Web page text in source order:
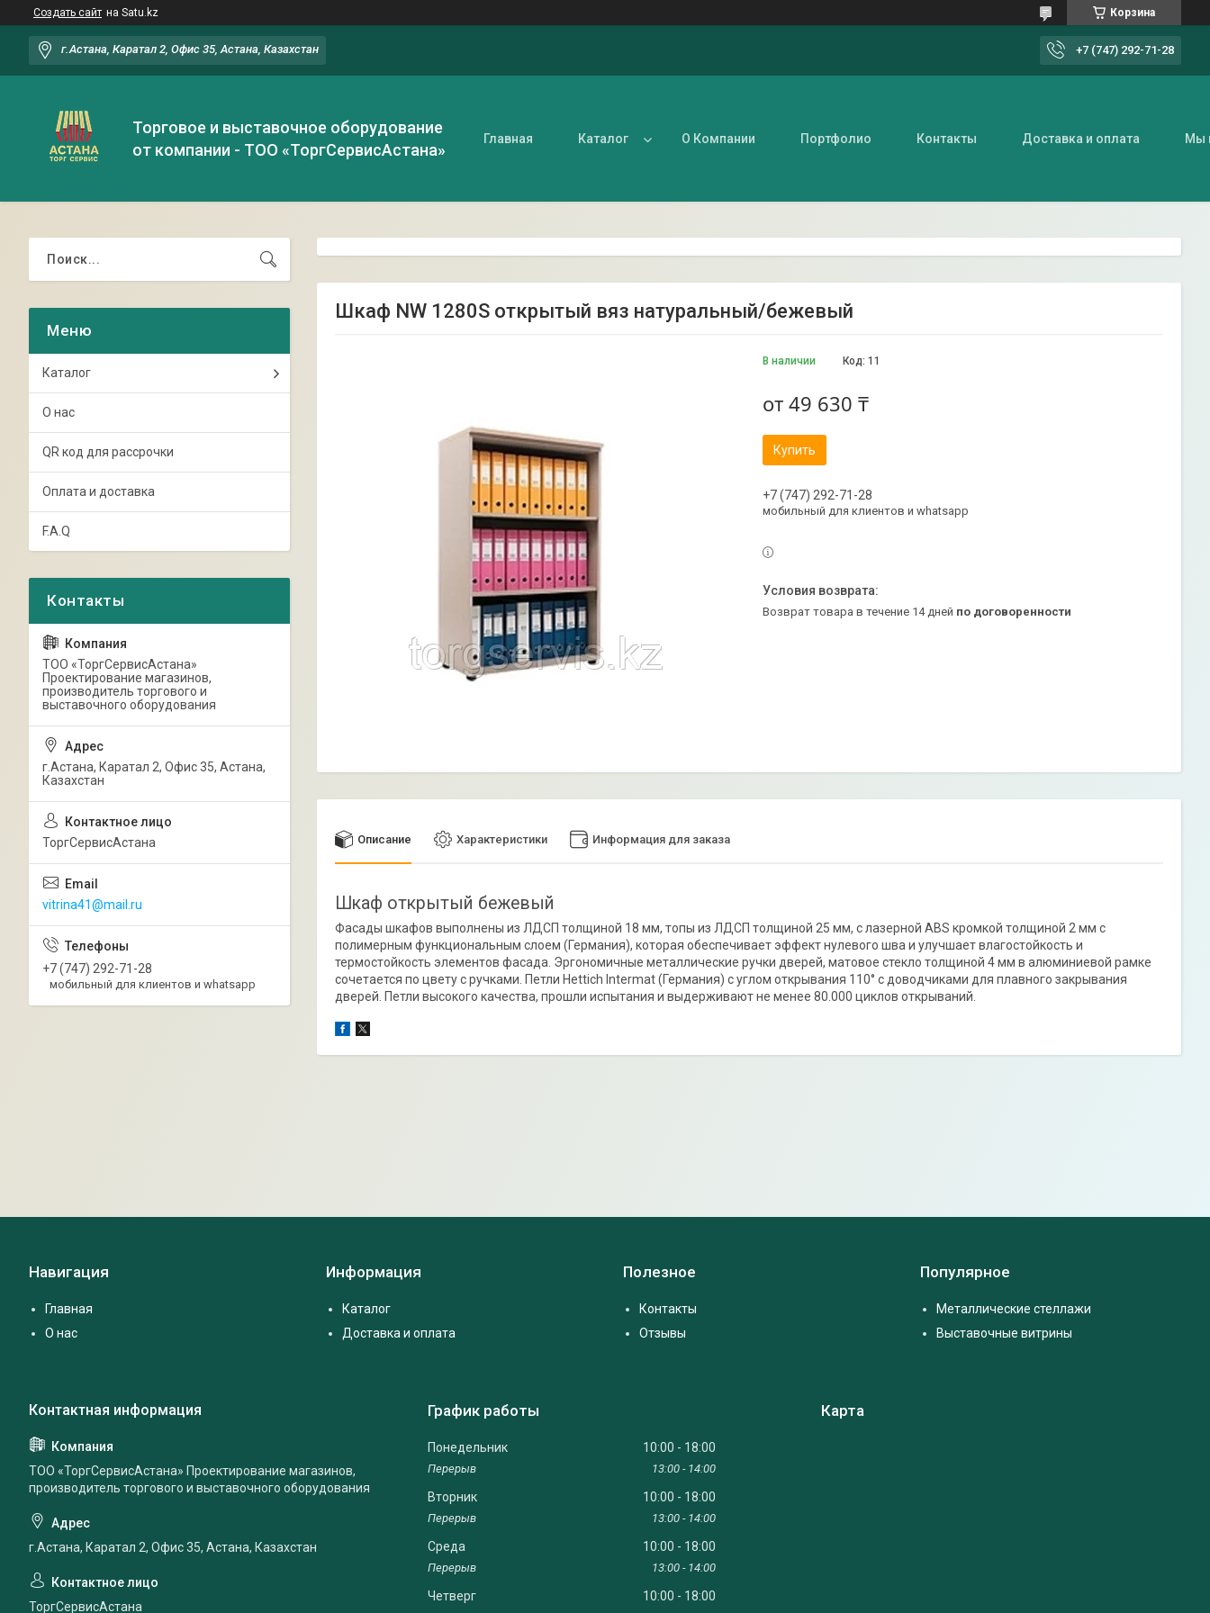
Создать сайт на Satu.kz Корзина
г.Астана, Каратал 2, Офис 35, Астана, Казахстан +7 (747) 292-71-28
Торговое и выставочное оборудование
от компании - ТОО «ТоргСервисАстана»
Главная Каталог О Компании Портфолио Контакты Доставка и оплата Мы
Шкаф NW 1280S открытый вяз натуральный/бежевый
В наличии Код: 11
от 49 630 ₸
Купить
+7 (747) 292-71-28
мобильный для клиентов и whatsapp
возврат товара в течение 14 дней по договоренности
Описание Характеристики Информация для заказа
Шкаф открытый бежевый
Фасады шкафов выполнены из ЛДСП толщиной 18 мм, топы из ЛДСП толщиной 25 мм, с лазерной ABS кромкой толщиной 2 мм с
полимерным функциональным слоем (Германия), которая обеспечивает эффект нулевого шва и улучшает влагостойкость и
термостойкость элементов фасада. Эргономичные металлические ручки дверей, матовое стекло толщиной 4 мм в алюминиевой рамке
сочетается по цвету с ручками. Петли Hettich Intermat (Германия) с углом открывания 110° с доводчиками для плавного закрывания
дверей. Петли высокого качества, прошли испытания и выдерживают не менее 80.000 циклов открываний.
Каталог
О нас
QR код для рассрочки
Оплата и доставка
F.A.Q
ТОО «ТоргСервисАстана»
Проектирование магазинов,
производитель торгового и
выставочного оборудования
г.Астана, Каратал 2, Офис 35, Астана,
Казахстан
ТоргСервисАстана
vitrina41@mail.ru
+7 (747) 292-71-28
мобильный для клиентов и whatsapp
Навигация
Главная
О нас
Информация
Каталог
Доставка и оплата
Полезное
Контакты
Отзывы
Популярное
Металлические стеллажи
Выставочные витрины
ТОО «ТоргСервисАстана» Проектирование магазинов,
производитель торгового и выставочного оборудования
г.Астана, Каратал 2, Офис 35, Астана, Казахстан
ТоргСервисАстана
График работы
Понедельник 10:00 18:00
13:00 14:00
Вторник 10:00 18:00
13:00 14:00
Среда 10:00 18:00
13:00 14:00
Четверг 10:00 18:00
Карта